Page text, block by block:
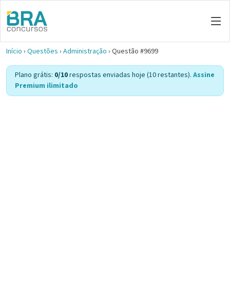
Início › Questões › Administração › Questão #9699
Plano grátis: 0/10respostas enviadas hoje (10 restantes). Assine
Premium ilimitado